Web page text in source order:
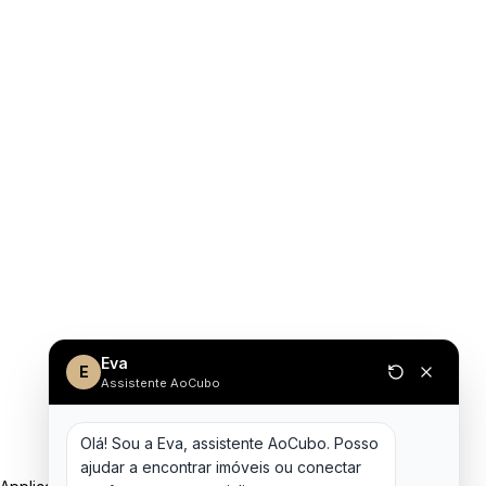
E Eva
Assistente AoCubo
Olá! Sou a Eva, assistente AoCubo. Posso
ajudar a encontrar imóveis ou conectar